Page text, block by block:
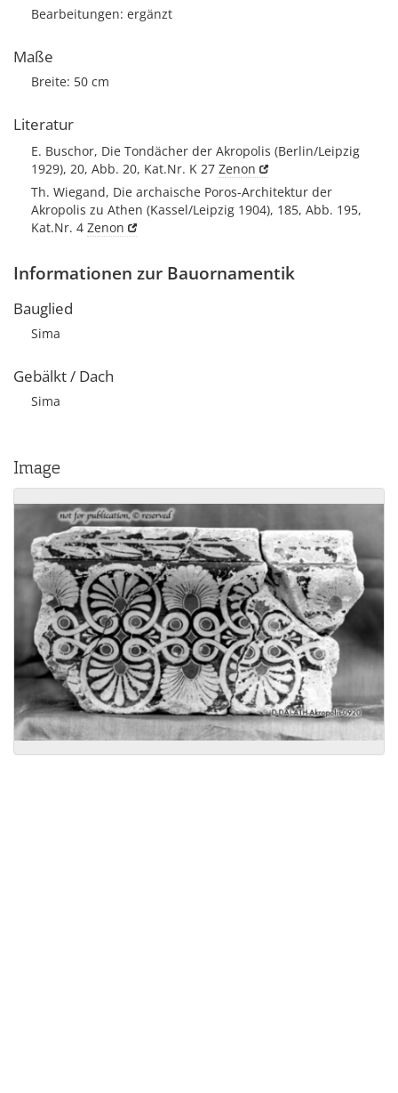
Bearbeitungen: ergänzt
Maße
Breite: 50 cm
Literatur
E. Buschor, Die Tondächer der Akropolis (Berlin/Leipzig
1929), 20, Abb. 20, Kat.Nr. K 27 Zenon
Th. Wiegand, Die archaische Poros-Architektur der
Akropolis zu Athen (Kassel/Leipzig 1904), 185, Abb. 195,
Kat.Nr. 4 Zenon
Informationen zur Bauornamentik
Bauglied
Sima
Gebälkt / Dach
Sima
Image